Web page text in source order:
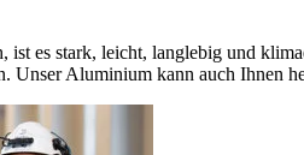
es stark, leicht, langlebig und
Unser Aluminium kann auch Ihnen